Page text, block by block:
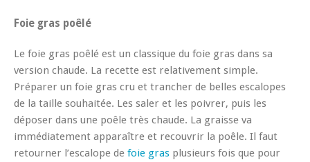
Foie gras poêlé
Le foie gras poêlé est un classique du foie gras dans sa
version chaude. La recette est relativement simple.
Préparer un foie gras cru et trancher de belles escalopes
de la taille souhaitée. Les saler et les poivrer, puis les
déposer dans une poêle très chaude. La graisse va
immédiatement apparaître et recouvrir la poêle. Il faut
retourner l’escalope de foie gras plusieurs fois que pour